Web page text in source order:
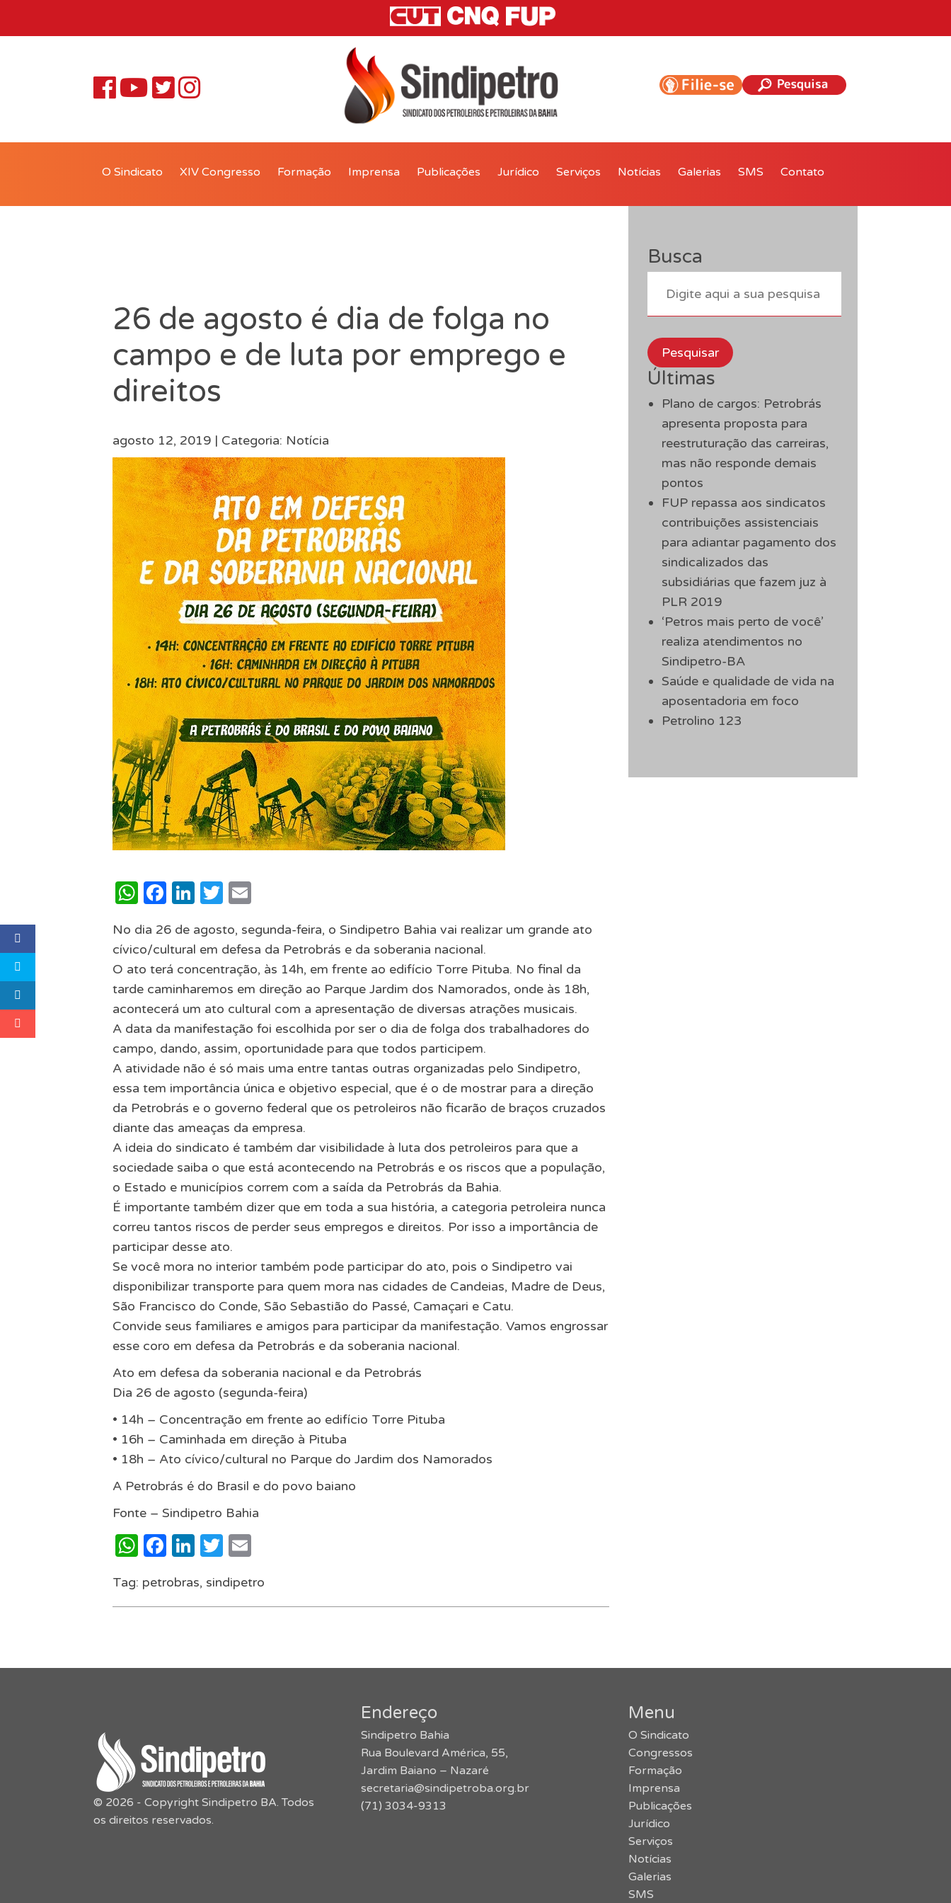
O Sindicato XIV Congresso Formação Imprensa Publicações Jurídico Serviços Notícias Galerias SMS Contato
26 de agosto é dia de folga no
campo e de luta por emprego e
direitos
agosto 12, 2019 | Categoria: Notícia
WhatsApp
Facebook
LinkedIn
Twitter
Email
No dia 26 de agosto, segunda-feira, o Sindipetro Bahia vai realizar um grande ato
cívico/cultural em defesa da Petrobrás e da soberania nacional.
O ato terá concentração, às 14h, em frente ao edifício Torre Pituba. No final da
tarde caminharemos em direção ao Parque Jardim dos Namorados, onde às 18h,
acontecerá um ato cultural com a apresentação de diversas atrações musicais.
A data da manifestação foi escolhida por ser o dia de folga dos trabalhadores do
campo, dando, assim, oportunidade para que todos participem.
A atividade não é só mais uma entre tantas outras organizadas pelo Sindipetro,
essa tem importância única e objetivo especial, que é o de mostrar para a direção
da Petrobrás e o governo federal que os petroleiros não ficarão de braços cruzados
diante das ameaças da empresa.
A ideia do sindicato é também dar visibilidade à luta dos petroleiros para que a
sociedade saiba o que está acontecendo na Petrobrás e os riscos que a população,
o Estado e municípios correm com a saída da Petrobrás da Bahia.
É importante também dizer que em toda a sua história, a categoria petroleira nunca
correu tantos riscos de perder seus empregos e direitos. Por isso a importância de
participar desse ato.
Se você mora no interior também pode participar do ato, pois o Sindipetro vai
disponibilizar transporte para quem mora nas cidades de Candeias, Madre de Deus,
São Francisco do Conde, São Sebastião do Passé, Camaçari e Catu.
Convide seus familiares e amigos para participar da manifestação. Vamos engrossar
esse coro em defesa da Petrobrás e da soberania nacional.
Ato em defesa da soberania nacional e da Petrobrás
Dia 26 de agosto (segunda-feira)
• 14h – Concentração em frente ao edifício Torre Pituba
• 16h – Caminhada em direção à Pituba
• 18h – Ato cívico/cultural no Parque do Jardim dos Namorados
A Petrobrás é do Brasil e do povo baiano
Fonte – Sindipetro Bahia
WhatsApp
Facebook
LinkedIn
Twitter
Email
Tag: petrobras, sindipetro
Busca
Pesquisar
Últimas
Plano de cargos: Petrobrás
apresenta proposta para
reestruturação das carreiras,
mas não responde demais
pontos
FUP repassa aos sindicatos
contribuições assistenciais
para adiantar pagamento dos
sindicalizados das
subsidiárias que fazem juz à
PLR 2019
‘Petros mais perto de você’
realiza atendimentos no
Sindipetro-BA
Saúde e qualidade de vida na
aposentadoria em foco
Petrolino 123
© 2026 - Copyright Sindipetro BA. Todos
os direitos reservados.
Endereço
Sindipetro Bahia
Rua Boulevard América, 55,
Jardim Baiano – Nazaré
secretaria@sindipetroba.org.br
(71) 3034-9313
Menu
O Sindicato
Congressos
Formação
Imprensa
Publicações
Jurídico
Serviços
Notícias
Galerias
SMS